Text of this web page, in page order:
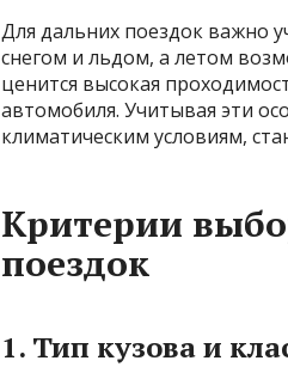
Для дальних поездок важно
снегом и льдом, а летом
ценится высокая
автомобиля. Учитывая эти
климатическим условиям,
Критерии
поездок
1. Тип кузова и